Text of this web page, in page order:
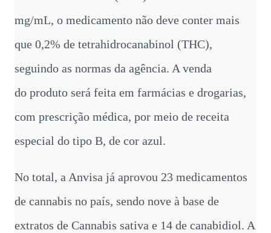
mg/mL, o medicamento não deve conter mais
que 0,2% de tetrahidrocanabinol (THC),
seguindo as normas da agência. A venda
do produto será feita em farmácias e drogarias,
com prescrição médica, por meio de receita
especial do tipo B, de cor azul.
No total, a Anvisa já aprovou 23 medicamentos
de cannabis no país, sendo nove à base de
extratos de Cannabis sativa e 14 de canabidiol. A